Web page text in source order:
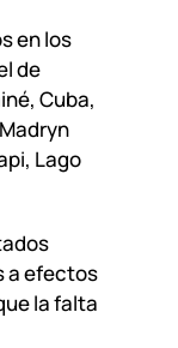
en los
de
Cuba,
Lago
a efectos
la falta